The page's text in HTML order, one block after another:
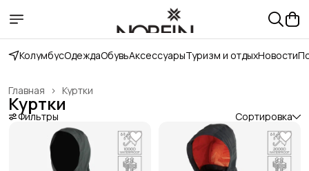
КолумбусОдеждаОбувьАксессуарыТуризм и отдыхНовости
Куртки
Главная ›
Куртки
Фильтры Сортировка